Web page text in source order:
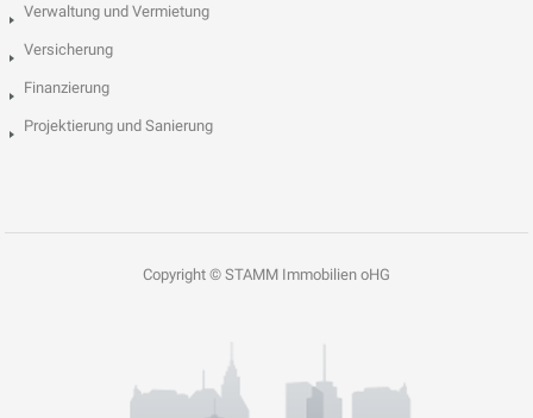
Verwaltung und Vermietung
Versicherung
Finanzierung
Projektierung und Sanierung
Copyright © STAMM Immobilien oHG